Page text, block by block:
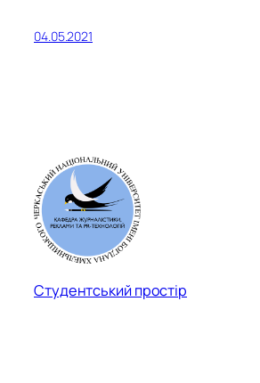
04.05.2021
Студентський простір